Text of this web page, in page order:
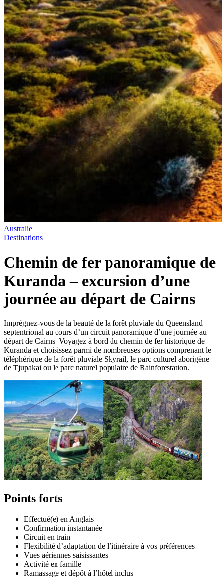
Australie
Destinations
Chemin de fer panoramique de
Kuranda – excursion d’une
journée au départ de Cairns
Imprégnez-vous de la beauté de la forêt pluviale du Queensland
septentrional au cours d’un circuit panoramique d’une journée au
départ de Cairns. Voyagez à bord du chemin de fer historique de
Kuranda et choisissez parmi de nombreuses options comprenant le
téléphérique de la forêt pluviale Skyrail, le parc culturel aborigène
de Tjupakai ou le parc naturel populaire de Rainforestation.
Points forts
Effectué(e) en Anglais
Confirmation instantanée
Circuit en train
Flexibilité d’adaptation de l’itinéraire à vos préférences
Vues aériennes saisissantes
Activité en famille
Ramassage et dépôt à l’hôtel inclus